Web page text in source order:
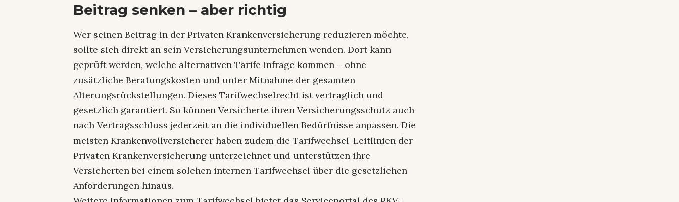
Beitrag senken – aber richtig
Wer seinen Beitrag in der Privaten Krankenversicherung reduzieren möchte,
sollte sich direkt an sein Versicherungsunternehmen wenden. Dort kann
geprüft werden, welche alternativen Tarife infrage kommen – ohne
zusätzliche Beratungskosten und unter Mitnahme der gesamten
Alterungsrückstellungen. Dieses Tarifwechselrecht ist vertraglich und
gesetzlich garantiert. So können Versicherte ihren Versicherungsschutz auch
nach Vertragsschluss jederzeit an die individuellen Bedürfnisse anpassen. Die
meisten Krankenvollversicherer haben zudem die Tarifwechsel-Leitlinien der
Privaten Krankenversicherung unterzeichnet und unterstützen ihre
Versicherten bei einem solchen internen Tarifwechsel über die gesetzlichen
Anforderungen hinaus.